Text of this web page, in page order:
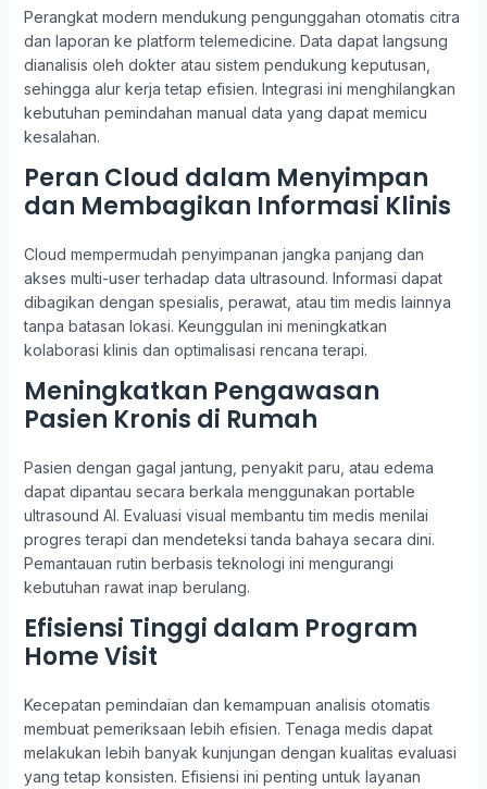
Perangkat modern mendukung pengunggahan otomatis citra
dan laporan ke platform telemedicine. Data dapat langsung
dianalisis oleh dokter atau sistem pendukung keputusan,
sehingga alur kerja tetap efisien. Integrasi ini menghilangkan
kebutuhan pemindahan manual data yang dapat memicu
kesalahan.
Peran Cloud dalam Menyimpan
dan Membagikan Informasi Klinis
Cloud mempermudah penyimpanan jangka panjang dan
akses multi-user terhadap data ultrasound. Informasi dapat
dibagikan dengan spesialis, perawat, atau tim medis lainnya
tanpa batasan lokasi. Keunggulan ini meningkatkan
kolaborasi klinis dan optimalisasi rencana terapi.
Meningkatkan Pengawasan
Pasien Kronis di Rumah
Pasien dengan gagal jantung, penyakit paru, atau edema
dapat dipantau secara berkala menggunakan portable
ultrasound AI. Evaluasi visual membantu tim medis menilai
progres terapi dan mendeteksi tanda bahaya secara dini.
Pemantauan rutin berbasis teknologi ini mengurangi
kebutuhan rawat inap berulang.
Efisiensi Tinggi dalam Program
Home Visit
Kecepatan pemindaian dan kemampuan analisis otomatis
membuat pemeriksaan lebih efisien. Tenaga medis dapat
melakukan lebih banyak kunjungan dengan kualitas evaluasi
yang tetap konsisten. Efisiensi ini penting untuk layanan